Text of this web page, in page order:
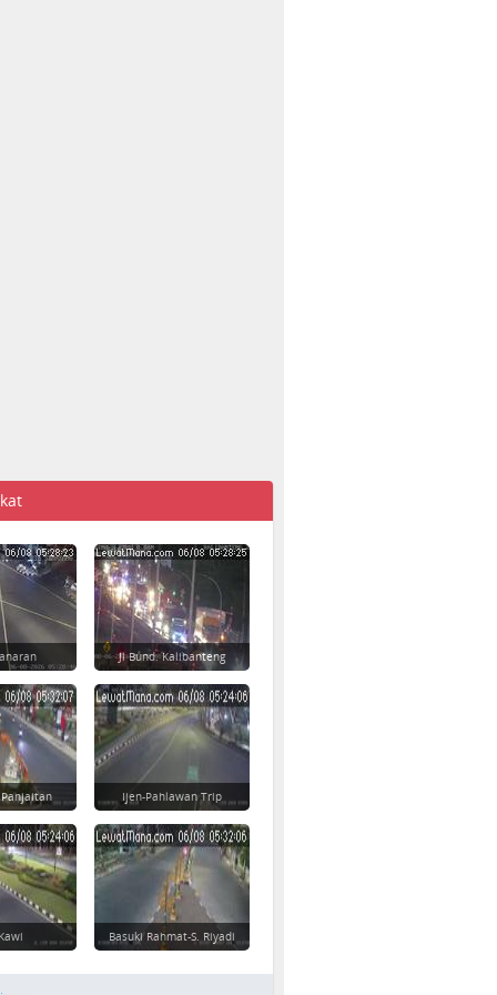
Jl Bund. Kalibanteng
Ijen-Pahlawan Trip
Basuki Rahmat-S. Riyadi